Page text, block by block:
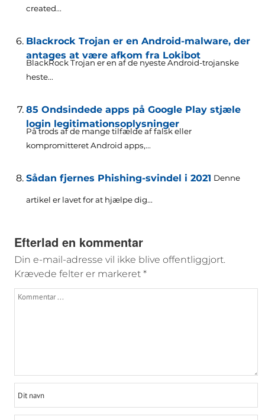
created...
Blackrock Trojan er en Android-malware, der
antages at være afkom fra Lokibot
BlackRock Trojan er en af de nyeste Android-trojanske
heste...
85 Ondsindede apps på Google Play stjæle
login legitimationsoplysninger
På trods af de mange tilfælde af falsk eller
kompromitteret Android apps,...
Sådan fjernes Phishing-svindel i 2021 Denne
artikel er lavet for at hjælpe dig...
Efterlad en kommentar
Din e-mail-adresse vil ikke blive offentliggjort.
Krævede felter er markeret *